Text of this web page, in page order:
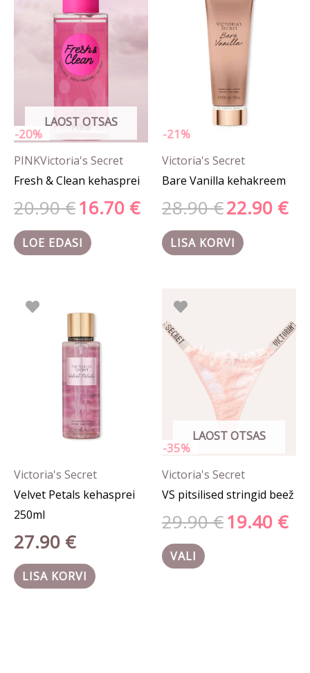
-20%
LAOST OTSAS
PINKVictoria's Secret
Fresh & Clean kehasprei
20.90€
20.90 €.
16.70 €
16.70 €.
LOE EDASI
-21%
Victoria's Secret
Bare Vanilla kehakreem
28.90€
28.90 €.
22.90 €
LISA KORVI
Victoria's Secret
Velvet Petals kehasprei
250ml
27.90 €
LISA KORVI
-35%
LAOST OTSAS
Victoria's Secret
VS pitsilised stringid beež
29.90€19.40 €
on:
VALI
mitu
varianti.
Valikuid
saab
teha